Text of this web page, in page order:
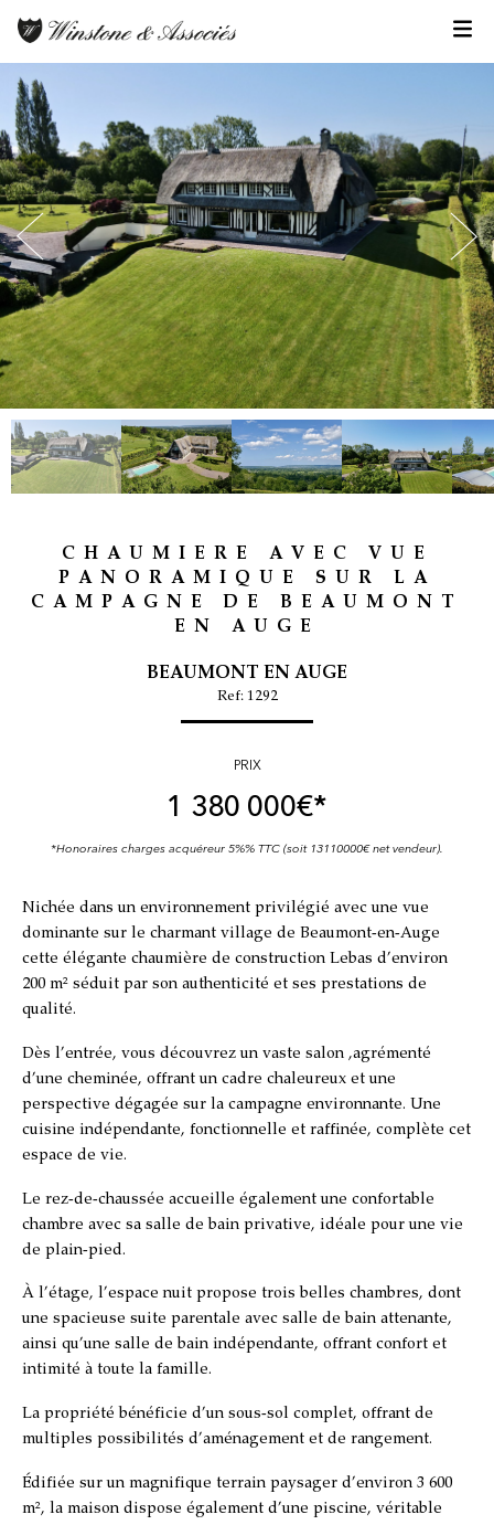
CHAUMIERE AVEC VUE
PANORAMIQUE SUR LA
CAMPAGNE DE BEAUMONT
EN AUGE
BEAUMONT EN AUGE
Ref: 1292
PRIX
1 380 000€*
*Honoraires charges acquéreur 5%% TTC (soit 13110000€ net vendeur).
Nichée dans un environnement privilégié avec une vue
dominante sur le charmant village de Beaumont-en-Auge
cette élégante chaumière de construction Lebas d’environ
200 m² séduit par son authenticité et ses prestations de
qualité.
Dès l’entrée, vous découvrez un vaste salon ,agrémenté
d’une cheminée, offrant un cadre chaleureux et une
perspective dégagée sur la campagne environnante. Une
cuisine indépendante, fonctionnelle et raffinée, complète cet
espace de vie.
Le rez-de-chaussée accueille également une confortable
chambre avec sa salle de bain privative, idéale pour une vie
de plain-pied.
À l’étage, l’espace nuit propose trois belles chambres, dont
une spacieuse suite parentale avec salle de bain attenante,
ainsi qu’une salle de bain indépendante, offrant confort et
intimité à toute la famille.
La propriété bénéficie d’un sous-sol complet, offrant de
multiples possibilités d’aménagement et de rangement.
Édifiée sur un magnifique terrain paysager d’environ 3 600
m², la maison dispose également d’une piscine, véritable